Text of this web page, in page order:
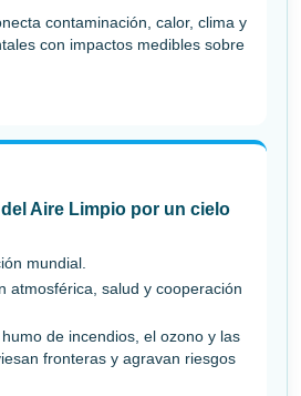
contaminación, calor, clima y
con impactos medibles sobre
Aire Limpio por un cielo
mundial.
atmosférica, salud y cooperación
de incendios, el ozono y las
fronteras y agravan riesgos